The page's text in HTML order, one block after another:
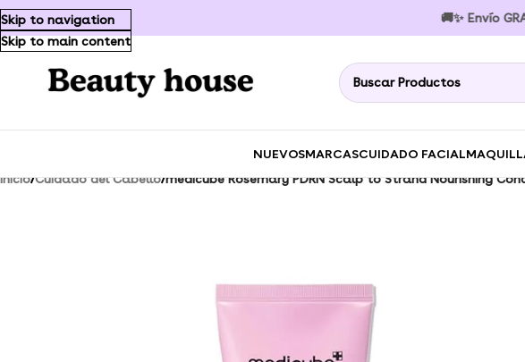
Skip to navigation
Skip to main content
🚚✨ Envío
NUEVOSMARCASCUIDADO FACIAL
Inicio/Cuidado del Cabello/medicube Rosemary PDRN Scalp to Strand Nourishing